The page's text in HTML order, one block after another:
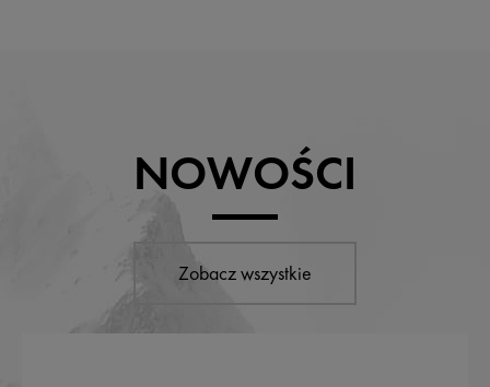
NOWOŚCI
Zobacz wszystkie